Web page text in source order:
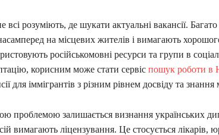
всі розуміють, де шукати актуальні вакансії.
на місцевих жителів і вимагають
російськомовні ресурси та групи в
корисним може стати сервіс пошук роботи в
для іммігрантів з різним рівнем досвіду та знання
проблемою залишається визнання українських
вимагають ліцензування. Це стосується лікарів,